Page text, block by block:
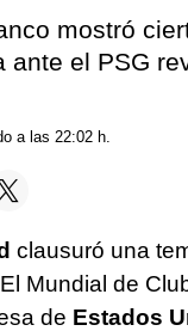
mostró
ante el PSG
a las 22:02 h.
clausuró una
Mundial de
de Estados